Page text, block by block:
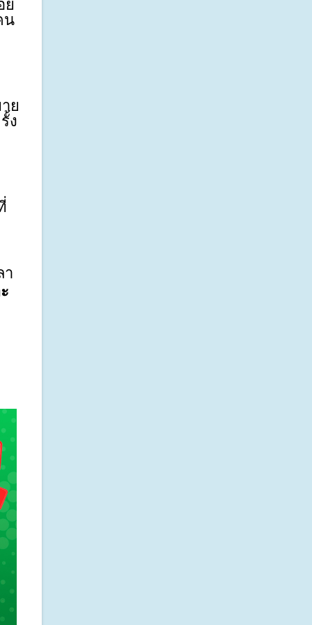
ย
น
ย
ง
า